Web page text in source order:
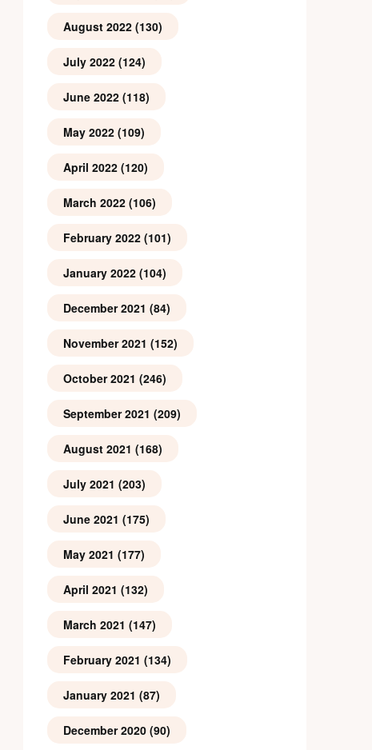
August 2022(130)
July 2022(124)
June 2022(118)
May 2022(109)
April 2022(120)
March 2022(106)
February 2022(101)
January 2022(104)
December 2021 (84)
November 2021 (152)
October 2021 (246)
September 2021 (209)
August 2021 (168)
July 2021 (203)
June 2021 (175)
May 2021 (177)
April 2021 (132)
March 2021 (147)
February 2021 (134)
January 2021 (87)
December 2020(90)